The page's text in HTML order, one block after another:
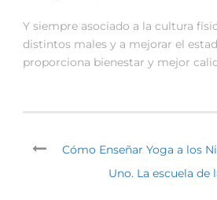
Y siempre asociado a la cultura
distintos males y a mejorar el
proporciona bienestar y mejor
Cómo Enseñar Yoga a los
Uno. La escuela de